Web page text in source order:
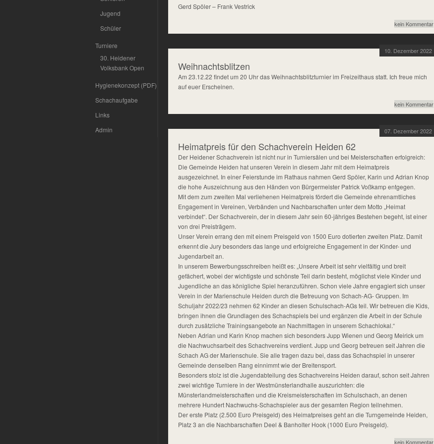
Jugend
Schüler
Turniere
30. Heidener
Volksbank Open
Hygienekonzept (PDF)
Schachaufgabe
Links
Admin
Gerd Spöler – Frank Vestrick
kein Kommentar
10. Dezember 2022
Weihnachtsblitzen
Am 23.12.22 findet um 20 Uhr das Weihnachtsblitzturnier im Freizeithaus statt. Ich freue mich
auf euer Erscheinen.
kein Kommentar
07. Dezember 2022
Heimatpreis für den Schachverein Heiden 62
Der Heidener Schachverein ist nicht nur in Turniersälen und bei Meisterschaften erfolgreich:
Die Gemeinde Heiden hat unseren Verein in diesem Jahr mit dem Heimatpreis
ausgezeichnet. In einer Feierstunde im Rathaus nahmen Gerd Spöler, Karin und Adrian Knop
die hohe Auszeichnung aus den Händen von Bürgermeister Patrick Voßkamp entgegen.
Mit dem zum zweiten Mal verliehenen Heimatpreis fördert die Gemeinde ehrenamtliches
Engagement in Vereinen, Verbänden und Nachbarschaften unter dem Motto „Heimat
verbindet“. Der Schachverein, der in diesem Jahr sein 60-jähriges Bestehen begeht, ist einer
von drei Preisträgern.
Unser Verein errang den mit einem Preisgeld von 1500 Euro dotierten zweiten Platz. Damit
erkennt die Jury besonders das lange und erfolgreiche Engagement in der Kinder- und
Jugendarbeit an.
In unserem Bewerbungsschreiben heißt es: „Unsere Arbeit ist sehr vielfältig und breit
gefächert, wobei der wichtigste und schönste Teil darin besteht, möglichst viele Kinder und
Jugendliche an das königliche Spiel heranzuführen. Schon viele Jahre engagiert sich unser
Verein in der Marienschule Heiden durch die Betreuung von Schach-AG- Gruppen. Im
Schuljahr 2022/23 nehmen 62 Kinder an diesen Schulschach-AGs teil. Wir betreuen die Kids,
bringen ihnen die Grundlagen des Schachspiels bei und ergänzen die Arbeit in der Schule
durch zusätzliche Trainingsangebote an Nachmittagen in unserem Schachlokal.“
Neben Adrian und Karin Knop machen sich besonders Jupp Wienen und Georg Meirick um
die Nachwuchsarbeit des Schachvereins verdient. Jupp und Georg betreuen seit Jahren die
Schach AG der Marienschule. Sie alle tragen dazu bei, dass das Schachspiel in unserer
Gemeinde denselben Rang einnimmt wie der Breitensport.
Besonders stolz ist die Jugendabteilung des Schachvereins Heiden darauf, schon seit Jahren
zwei wichtige Turniere in der Westmünsterlandhalle auszurichten: die
Münsterlandmeisterschaften und die Kreismeisterschaften im Schulschach, an denen
mehrere Hundert Nachwuchs-Schachspieler aus der gesamten Region teilnehmen.
Der erste Platz (2.500 Euro Preisgeld) des Heimatpreises geht an die Turngemeinde Heiden,
Platz 3 an die Nachbarschaften Deel & Banholter Hook (1000 Euro Preisgeld).
kein Kommentar